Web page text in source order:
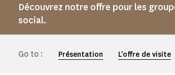
Découvrez notre offre pour les
social.
Go to : Présentation L'offre de visite